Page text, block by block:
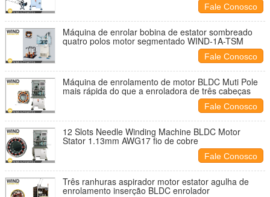
Fale Conosco
Máquina de enrolar bobina de estator sombreado
quatro polos motor segmentado WIND-1A-TSM
Fale Conosco
Máquina de enrolamento de motor BLDC Muti Pole
mais rápida do que a enroladora de três cabeças
Fale Conosco
12 Slots Needle Winding Machine BLDC Motor
Stator 1.13mm AWG17 fio de cobre
Fale Conosco
Três ranhuras aspirador motor estator agulha de
enrolamento inserção BLDC enrolador